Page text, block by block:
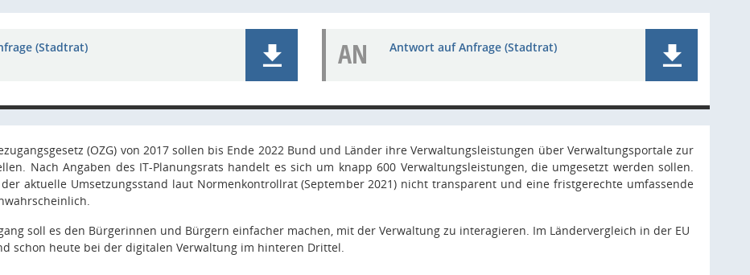
(Stadtrat) AN Antwort auf Anfrage (Stadtrat)
(OZG) von 2017 sollen bis Ende 2022 Bund und Länder ihre Verwaltungsleistungen über Verwaltungsportale zur
Nach Angaben des IT-Planungsrats handelt es sich um knapp 600 Verwaltungsleistungen, die umgesetzt werden sollen.
aktuelle Umsetzungsstand laut Normenkontrollrat (September 2021) nicht transparent und eine fristgerechte umfassende
soll es den Bürgerinnen und Bürgern einfacher machen, mit der Verwaltung zu interagieren. Im Ländervergleich in der EU
schon heute bei der digitalen Verwaltung im hinteren Drittel.